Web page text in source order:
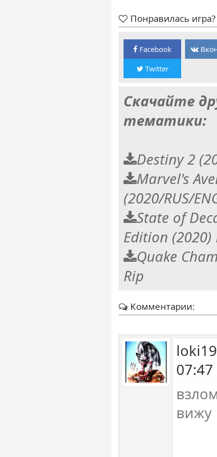
Понравилась
Facebook
Twitter
Скачайте
тематики:
Destiny 2
Marvel's
(2020/RUS/
State of
Edition
Quake
Rip
Комментарии:
вижу